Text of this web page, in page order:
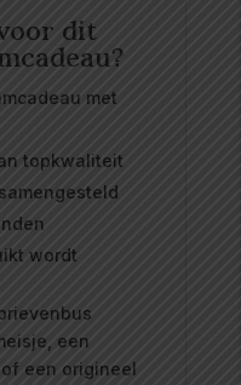
dit
met
topkwaliteit
wordt
een
een origineel